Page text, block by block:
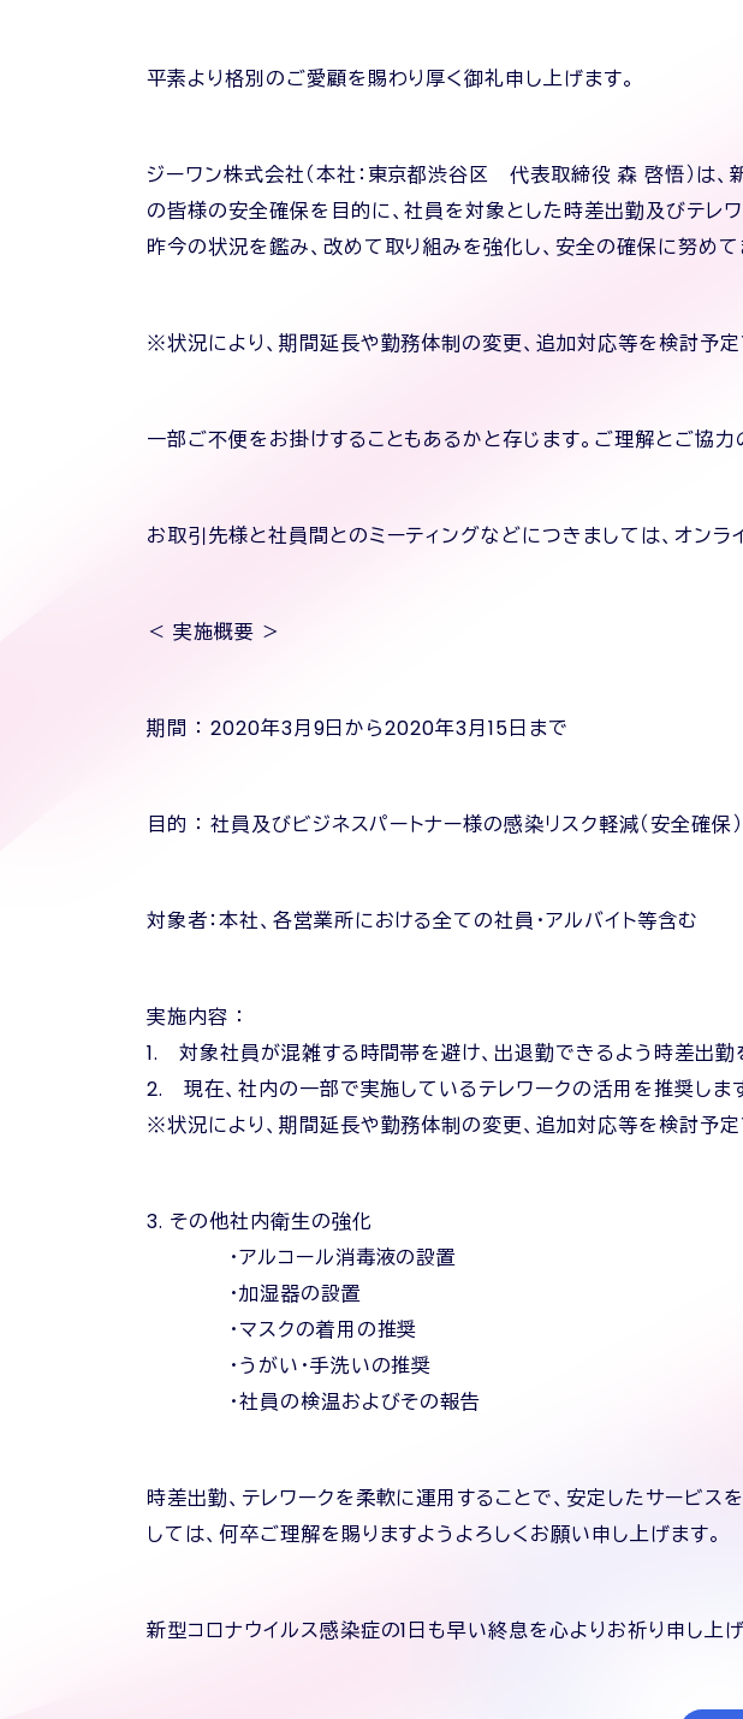
平素より格別のご愛顧を賜わり厚く御礼申し上げます。
ジーワン株式会社（本社：東京都渋谷区 代表取締役 森 啓悟）は
の皆様の安全確保を目的に、社員を対象とした時差出勤及びテレワ
昨今の状況を鑑み、改めて取り組みを強化し、安全の確保に努めて
※状況により、期間延長や勤務体制の変更、追加対応等を検討予定
一部ご不便をお掛けすることもあるかと存じます。ご理解とご協力
お取引先様と社員間とのミーティングなどにつきましては、オン
＜ 実施概要 ＞
期間 ： 2020年3月9日から2020年3月15日まで
目的 ： 社員及びビジネスパートナー様の感染リスク軽減（安全確保
対象者：本社、各営業所における全ての社員・アルバイト等含む
実施内容 ：
1. 対象社員が混雑する時間帯を避け、出退勤できるよう時差出勤
2. 現在、社内の一部で実施しているテレワークの活用を推奨しま
※状況により、期間延長や勤務体制の変更、追加対応等を検討予定
3. その他社内衛生の強化
・アルコール消毒液の設置
・加湿器の設置
・マスクの着用の推奨
・うがい・手洗いの推奨
・社員の検温およびその報告
時差出勤、テレワークを柔軟に運用することで、安定したサービ
しては、何卒ご理解を賜りますようよろしくお願い申し上げます。
新型コロナウイルス感染症の1日も早い終息を心よりお祈り申し上げ